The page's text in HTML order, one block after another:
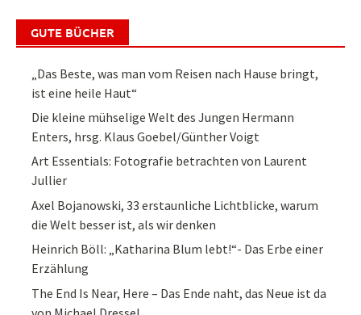
GUTE BÜCHER
„Das Beste, was man vom Reisen nach Hause bringt,
ist eine heile Haut“
Die kleine mühselige Welt des Jungen Hermann
Enters, hrsg. Klaus Goebel/Günther Voigt
Art Essentials: Fotografie betrachten von Laurent
Jullier
Axel Bojanowski, 33 erstaunliche Lichtblicke, warum
die Welt besser ist, als wir denken
Heinrich Böll: „Katharina Blum lebt!“- Das Erbe einer
Erzählung
The End Is Near, Here – Das Ende naht, das Neue ist da